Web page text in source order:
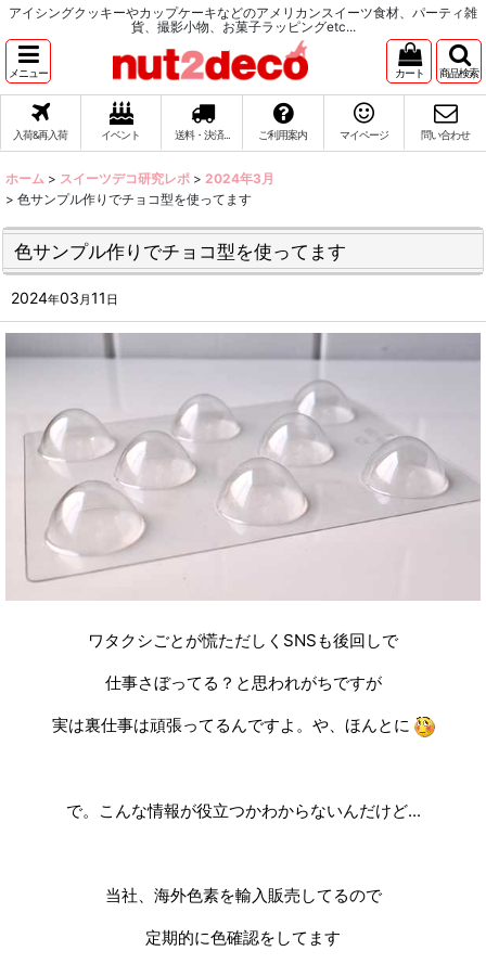
アイシングクッキーやカップケーキなどのアメリカンスイーツ食材、パーティ雑
貨、撮影小物、お菓子ラッピングetc...
メニュー カート 商品検索
入荷&再入荷 イベント 送料・決済... ご利用案内 マイページ 問い合わせ
ホーム > スイーツデコ研究レポ > 2024年3月
> 色サンプル作りでチョコ型を使ってます
色サンプル作りでチョコ型を使ってます
2024年03 月11 日
ワタクシごとが慌ただしくSNSも後回しで
仕事さぼってる？と思われがちですが
実は裏仕事は頑張ってるんですよ。や、ほんとに
で。こんな情報が役立つかわからないんだけど...
当社、海外色素を輸入販売してるので
定期的に色確認をしてます